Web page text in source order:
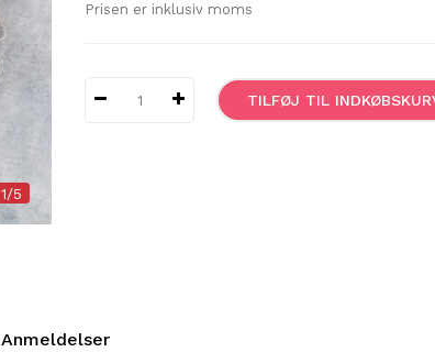
1/5
Prisen er inklusiv moms
TILFØJ TIL
Anmeldelser